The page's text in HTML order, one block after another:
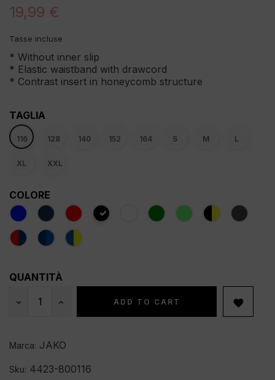
19,99 €
Tasse incluse
* Without inner slip
* Elastic waistband with drawcord
* Contrast insert in honeycomb structure
TAGLIA
116 128 140 152 164 S M L
XL XXL
COLORE
QUANTITÀ
ADD TO CART 
Marca: JAKO
Sku: 4423-800116